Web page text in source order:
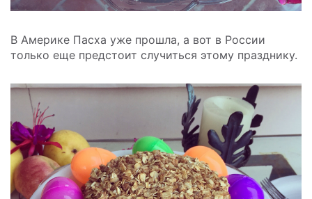
В Америке Пасха уже прошла, а вот в России
только еще предстоит случиться этому празднику.